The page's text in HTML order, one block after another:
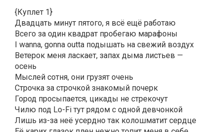
{Куплет 1}
Двадцать минут пятого, я всё ещё работаю
Всего за один квадрат пробегаю марафоны
I wanna, gonna outta подышать на свежий воздух
Ветерок меня ласкает, запах дыма листьев —
осень
Мыслей сотня, они грузят очень
Строчка за строчкой знакомый почерк
Город просыпается, цикады не стрекочут
Чилю под Lo-Fi тут рядом с одной девчонкой
Лишь из-за неё усердно так колошматит сердце